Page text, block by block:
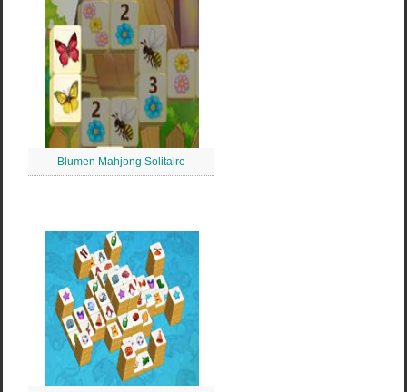
Blumen Mahjong Solitaire